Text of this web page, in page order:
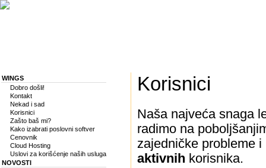
WINGS
Dobro došli!
Kontakt
Nekad i sad
Korisnici
Zašto baš mi?
Kako izabrati poslovni softver
Cenovnik
Cloud Hosting
Uslovi za korišćenje naših usluga
NOVOSTI
Korisnici
Naša najveća snaga
radimo na
zajedničke probleme
aktivnih korisnika.